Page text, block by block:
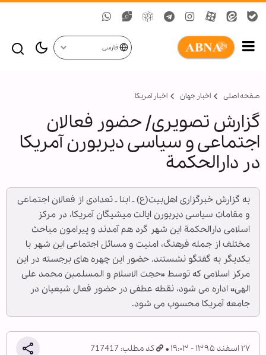
فارسی
صفحه اصلی اخبار جهان اخبار آمریکا
گزارش تصویری/ حضور فعالان
اجتماعی و سیاسی دیربورن آمریکا
در دارالحکمة
به گزارش خبرگزاری اهل‌بیت(ع) ـ ابنا ـ تعدادی از فعالان اجتماعی
و مقامات سیاسی دیربورن ایالت میشیگان آمریکا، در مرکز
اسلامی دارالحکمة این شهر گرد هم آمدند و پیرامون مباحث
مختلف از جمله فرهنگ، امنیت و مسائل اجتماعی این شهر با
یکدیگر به گفتگو نشستند. حضور این چهره های برجسته در این
مرکز اسلامی که توسط «حجت الاسلام و المسلمین محمد علی
الهی» اداره می شود، نقطه عطفی در حضور فعال شیعیان در
جامعه آمریکا محسوب می شود.
۲۷ اسفند ۱۳۹۵ - ۱۹:۰۳ کد مطلب: 717417